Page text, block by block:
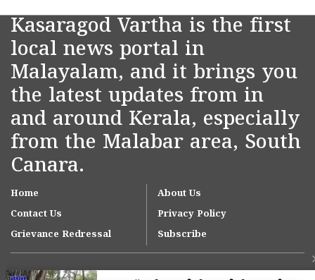
Kasaragod Vartha is the first
local news portal in
Malayalam, and it brings you
the latest updates from in
and around Kerala, especially
from the Malabar area, South
Canara.
Home
About Us
Contact Us
Privacy Policy
Grievance Redressal
Subscribe